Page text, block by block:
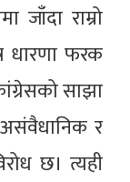
जाँदा राम्रो
धारणा फरक
साझा
असंवैधानिक र
छ। त्यही